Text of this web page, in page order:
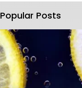
Popular Posts